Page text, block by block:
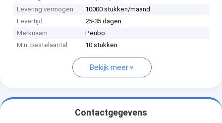
Levering vermogen
10000 stukken/maand
Levertijd
25-35 dagen
Merknaam
Penbo
Min. bestelaantal
10 stukken
Bekijk meer
Contactgegevens